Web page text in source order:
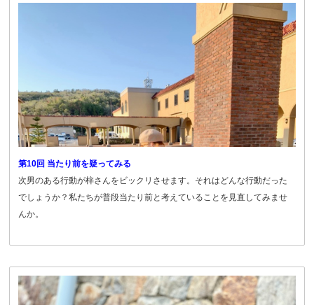
第10回 当たり前を疑ってみる
次男のある行動が梓さんをビックリさせます。それはどんな行動だった
でしょうか？私たちが普段当たり前と考えていることを見直してみませ
んか。